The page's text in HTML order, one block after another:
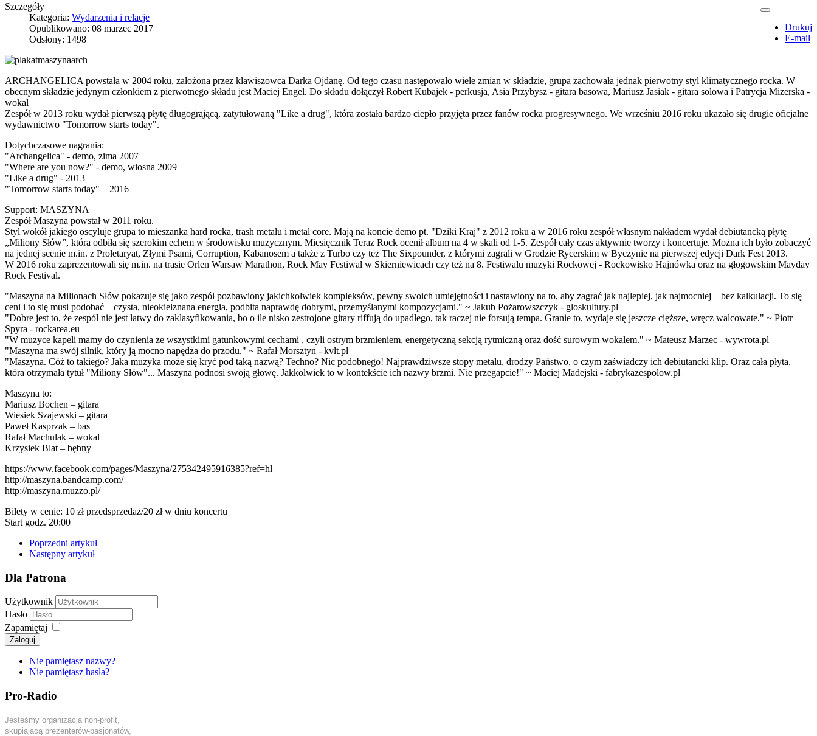
Drukuj
E-mail
Szczegóły
Kategoria: Wydarzenia i relacje
Opublikowano: 08 marzec 2017
Odsłony: 1498
ARCHANGELICA powstała w 2004 roku, założona przez klawiszowca Darka Ojdanę. Od tego czasu następowało wiele zmian w składzie, grupa zachowała jednak pierwotny styl klimatycznego rocka. W
obecnym składzie jedynym członkiem z pierwotnego składu jest Maciej Engel. Do składu dołączył Robert Kubajek - perkusja, Asia Przybysz - gitara basowa, Mariusz Jasiak - gitara solowa i Patrycja Mizerska -
wokal
Zespół w 2013 roku wydał pierwszą płytę długogrającą, zatytułowaną "Like a drug", która została bardzo ciepło przyjęta przez fanów rocka progresywnego. We wrześniu 2016 roku ukazało się drugie oficjalne
wydawnictwo "Tomorrow starts today".
Dotychczasowe nagrania:
"Archangelica" - demo, zima 2007
"Where are you now?" - demo, wiosna 2009
"Like a drug" - 2013
"Tomorrow starts today" – 2016
Support: MASZYNA
Zespół Maszyna powstał w 2011 roku.
Styl wokół jakiego oscyluje grupa to mieszanka hard rocka, trash metalu i metal core. Mają na koncie demo pt. "Dziki Kraj" z 2012 roku a w 2016 roku zespół własnym nakładem wydał debiutancką płytę
„Miliony Słów”, która odbiła się szerokim echem w środowisku muzycznym. Miesięcznik Teraz Rock ocenił album na 4 w skali od 1-5. Zespół cały czas aktywnie tworzy i koncertuje. Można ich było zobaczyć
na jednej scenie m.in. z Proletaryat, Złymi Psami, Corruption, Kabanosem a także z Turbo czy też The Sixpounder, z którymi zagrali w Grodzie Rycerskim w Byczynie na pierwszej edycji Dark Fest 2013.
W 2016 roku zaprezentowali się m.in. na trasie Orlen Warsaw Marathon, Rock May Festiwal w Skierniewicach czy też na 8. Festiwalu muzyki Rockowej - Rockowisko Hajnówka oraz na głogowskim Mayday
Rock Festival.
"Maszyna na Milionach Słów pokazuje się jako zespół pozbawiony jakichkolwiek kompleksów, pewny swoich umiejętności i nastawiony na to, aby zagrać jak najlepiej, jak najmocniej – bez kalkulacji. To się
ceni i to się musi podobać – czysta, nieokiełznana energia, podbita naprawdę dobrymi, przemyślanymi kompozycjami." ~ Jakub Pożarowszczyk - gloskultury.pl
"Dobre jest to, że zespół nie jest łatwy do zaklasyfikowania, bo o ile nisko zestrojone gitary riffują do upadłego, tak raczej nie forsują tempa. Granie to, wydaje się jeszcze cięższe, wręcz walcowate." ~ Piotr
Spyra - rockarea.eu
"W muzyce kapeli mamy do czynienia ze wszystkimi gatunkowymi cechami , czyli ostrym brzmieniem, energetyczną sekcją rytmiczną oraz dość surowym wokalem." ~ Mateusz Marzec - wywrota.pl
"Maszyna ma swój silnik, który ją mocno napędza do przodu." ~ Rafał Morsztyn - kvlt.pl
"Maszyna. Cóż to takiego? Jaka muzyka może się kryć pod taką nazwą? Techno? Nic podobnego! Najprawdziwsze stopy metalu, drodzy Państwo, o czym zaświadczy ich debiutancki klip. Oraz cała płyta,
która otrzymała tytuł "Miliony Słów"... Maszyna podnosi swoją głowę. Jakkolwiek to w kontekście ich nazwy brzmi. Nie przegapcie!" ~ Maciej Madejski - fabrykazespolow.pl
Maszyna to:
Mariusz Bochen – gitara
Wiesiek Szajewski – gitara
Paweł Kasprzak – bas
Rafał Machulak – wokal
Krzysiek Blat – bębny
https://www.facebook.com/pages/Maszyna/275342495916385?ref=hl
http://maszyna.bandcamp.com/
http://maszyna.muzzo.pl/
Bilety w cenie: 10 zł przedsprzedaż/20 zł w dniu koncertu
Start godz. 20:00
Poprzedni artykuł
Następny artykuł
Dla Patrona
Użytkownik
Hasło
Zapamiętaj
Zaloguj
Nie pamiętasz nazwy?
Nie pamiętasz hasła?
Pro-Radio
Jesteśmy organizacją non-profit,
skupiającą prezenterów-pasjonatów,